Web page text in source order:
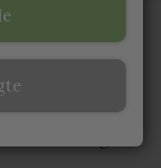
med smukke